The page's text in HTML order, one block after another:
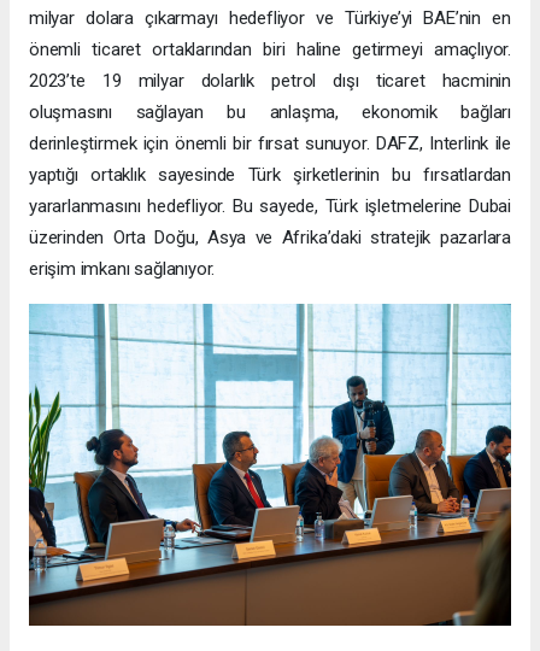
milyar dolara çıkarmayı hedefliyor ve Türkiye’yi BAE’nin en
önemli ticaret ortaklarından biri haline getirmeyi amaçlıyor.
2023’te 19 milyar dolarlık petrol dışı ticaret hacminin
oluşmasını sağlayan bu anlaşma, ekonomik bağları
derinleştirmek için önemli bir fırsat sunuyor. DAFZ, Interlink ile
yaptığı ortaklık sayesinde Türk şirketlerinin bu fırsatlardan
yararlanmasını hedefliyor. Bu sayede, Türk işletmelerine Dubai
üzerinden Orta Doğu, Asya ve Afrika’daki stratejik pazarlara
erişim imkanı sağlanıyor.